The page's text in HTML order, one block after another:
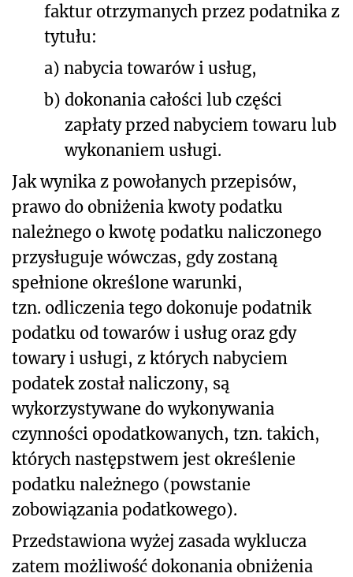
faktur otrzymanych przez podatnika z
tytułu:
a) nabycia towarów i usług,
b) dokonania całości lub części
zapłaty przed nabyciem towaru lub
wykonaniem usługi.
Jak wynika z powołanych przepisów,
prawo do obniżenia kwoty podatku
należnego o kwotę podatku naliczonego
przysługuje wówczas, gdy zostaną
spełnione określone warunki,
tzn. odliczenia tego dokonuje podatnik
podatku od towarów i usług oraz gdy
towary i usługi, z których nabyciem
podatek został naliczony, są
wykorzystywane do wykonywania
czynności opodatkowanych, tzn. takich,
których następstwem jest określenie
podatku należnego (powstanie
zobowiązania podatkowego).
Przedstawiona wyżej zasada wyklucza
zatem możliwość dokonania obniżenia